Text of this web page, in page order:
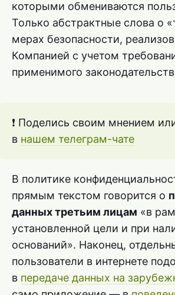
которыми обмениваются
Только абстрактные слова о
мерах безопасности,
Компанией с учетом
применимого
❗ Поделись своим мнением
в нашем телеграм-чате
В политике
прямым текстом говорится о
данных третьим лицам «в
установленной цели и при
оснований». Наконец,
пользователи в интернете
в передаче данных на